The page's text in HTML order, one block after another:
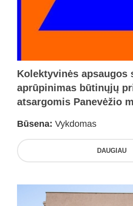
Kolektyvinės apsaugos
aprūpinimas būtinųjų
atsargomis Panevėžio
Būsena: Vykdomas
DAUGIAU